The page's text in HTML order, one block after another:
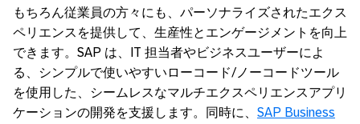
もちろん従業員の方々にも、パーソナライズされたエクス
ペリエンスを提供して、生産性とエンゲージメントを向上
できます。SAP は、IT 担当者やビジネスユーザーによ
る、シンプルで使いやすいローコード/ノーコードツール
を使用した、シームレスなマルチエクスペリエンスアプリ
ケーションの開発を支援します。同時に、 SAP Business